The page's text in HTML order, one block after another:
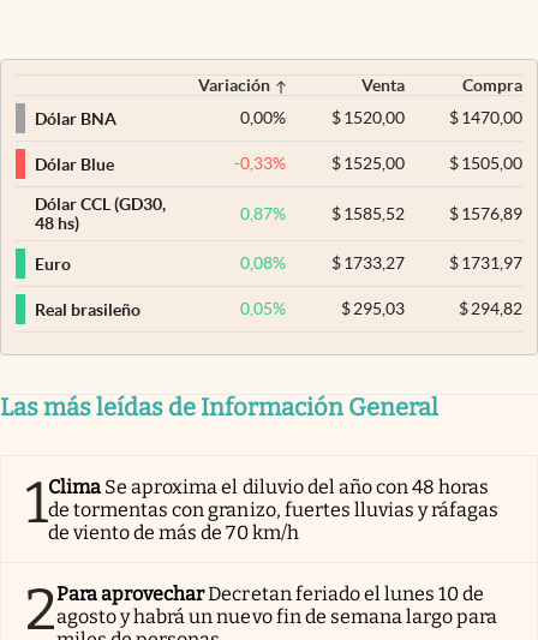
Variación Venta
Compra
Dólar BNA
0,00% $ 1520,00 $1470,00
Dólar Blue -0,33% $ 1525,00 $1505,00
Dólar CCL (GD30,
48 hs)
0,87% $ 1585,52 $1576,89
Euro 0,08% $ 1733,27 $1731,97
Real brasileño 0,05% $295,03 $294,82
Las más leídas de Información General
1Clima Se aproxima el diluvio del año con 48 horas
de tormentas con granizo, fuertes lluvias y ráfagas
de viento de más de 70 km/h
2Para aprovecharDecretan feriado el lunes 10 de
agosto y habrá un nuevo fin de semana largo para